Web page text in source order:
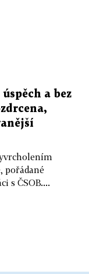
a bez
pořádané
s ČSOB....